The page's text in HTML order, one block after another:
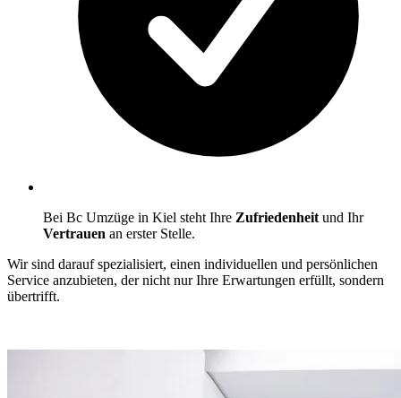
Bei Bc Umzüge in Kiel steht Ihre Zufriedenheit und Ihr
Vertrauen an erster Stelle.
Wir sind darauf spezialisiert, einen individuellen und persönlichen
Service anzubieten, der nicht nur Ihre Erwartungen erfüllt, sondern
übertrifft.